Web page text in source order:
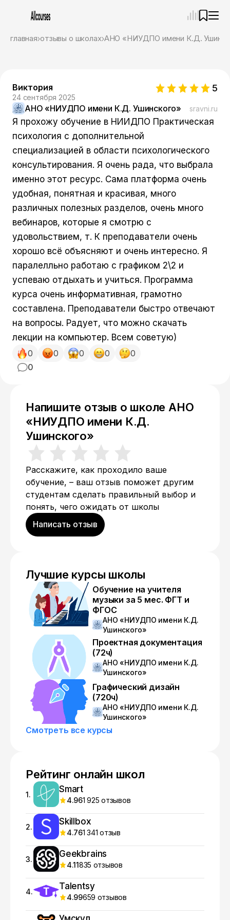
главная отзывы о школах АНО «НИУДПО имени К.Д.
Виктория
24 сентября 2025
5
АНО «НИУДПО имени К.Д. Ушинского» sravni.ru
Я прохожу обучение в НИИДПО Практическая
психология с дополнительной
специализацией в области психологического
консультирования. Я очень рада, что выбрала
именно этот ресурс. Сама платформа очень
удобная, понятная и красивая, много
различных полезных разделов, очень много
вебинаров, которые я смотрю с
удовольствием, т. К преподаватели очень
хорошо всё объясняют и очень интересно. Я
паралелльно работаю с графиком 2\2 и
успеваю отдыхать и учиться. Программа
курса очень информативная, грамотно
составлена. Преподаватели быстро отвечают
на вопросы. Радует, что можно скачать
лекции на компьютер. Всем советую)
0
0 0 0 0 0
Напишите отзыв о школе АНО
«НИУДПО имени К.Д.
Ушинского»
Расскажите, как проходило ваше
обучение, – ваш отзыв поможет другим
студентам сделать правильный выбор и
понять, чего ожидать от школы
Написать отзыв
Лучшие курсы школы
Обучение на учителя
музыки за 5 мес. ФГТ и
ФГОС
АНО «НИУДПО имени К.Д.
Ушинского»
Проектная документация
(72ч)
АНО «НИУДПО имени К.Д.
Ушинского»
Графический дизайн
(720ч)
АНО «НИУДПО имени К.Д.
Ушинского»
Смотреть все курсы
Рейтинг онлайн школ
1.
Smart
4.961 925 отзывов
2.
Skillbox
4.761 341 отзыв
3.
Geekbrains
4.11835 отзывов
4.
Talentsy
4.99659 отзывов
курсы, которые соответствует именно вашим
целям.
Пожалуйста, ответьте на несколько вопросов,
чтобы начать.